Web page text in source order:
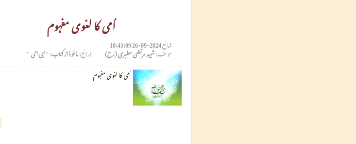
اُمی کا لغوی مفہوم
شائع2024-09-26 10:43:09
مؤلف:شہید مرتضی مطہری (رح) ذرائع:ماخوذ از کتاب: " نبی امی "
اُمی کا لغوی مفہوم